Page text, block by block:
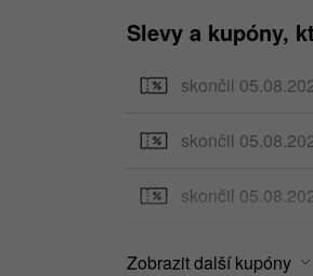
Slevy a kupóny,
skončil
skončil
skončil
skončil 05.08.2026
Zobrazit další kupóny